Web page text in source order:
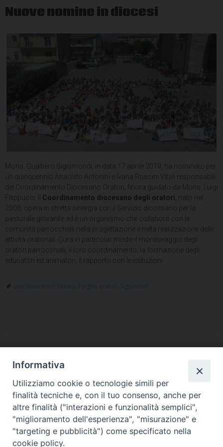
Nuove nomine in diocesi
Mons. Gualtiero Sigismondi, in data 17 aprile 2019, ha nominato per
un quinquennio Anacleto Antonini e Ivana Roscini Vitali responsabili
del Coordinamento Diocesano Oratori, finora guidato da Mons. Luigi
Filippucci. Il Coordinamento diocesano degli oratori , nato nel
2008, opera in stretta sinergia con il Servizio diocesano per la
pastorale giovanile ed è un organismo che collabora con le
comunità parrocchiali nella progettazione e nella realizzazione delle
attività oratoriali. Cura in particolar modo il monitoraggio degli
oratori parrocchiali, il loro coordinamento, la formazione degli
educatori ed animatori, il rapporto con le istituzioni.
coordinamento diocesi Foligno oratori Sigismondi
HOME VESCOVO ORARI MESSE
CURIA VESCOVILE
TUTELA MINORI
UFFICI PASTORALI PERSONE
VITA CONSACRATA
DOCUMENTI
CONTATTI
Copyright © 2018 Diocesi di Foligno /Curia . Piazza Mons. Faloci 3 - 06034
Informativa
Utilizziamo cookie o tecnologie simili per
finalità tecniche e, con il tuo consenso, anche per
altre finalità ("interazioni e funzionalità semplici",
"miglioramento dell'esperienza", "misurazione" e
"targeting e pubblicità") come specificato nella
cookie policy.